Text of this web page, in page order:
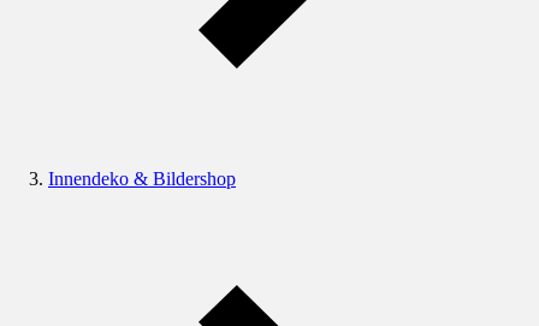
Innendeko & Bildershop